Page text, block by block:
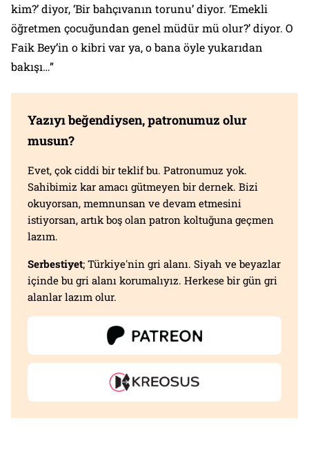
kim?’ diyor, ‘Bir bahçıvanın torunu’ diyor. ‘Emekli
öğretmen çocuğundan genel müdür mü olur?’ diyor. O
Faik Bey’in o kibri var ya, o bana öyle yukarıdan
bakışı…”
Yazıyı beğendiysen, patronumuz olur
musun?
Evet, çok ciddi bir teklif bu. Patronumuz yok.
Sahibimiz kar amacı gütmeyen bir dernek. Bizi
okuyorsan, memnunsan ve devam etmesini
istiyorsan, artık boş olan patron koltuğuna geçmen
lazım.
Serbestiyet; Türkiye'nin gri alanı. Siyah ve beyazlar
içinde bu gri alanı korumalıyız. Herkese bir gün gri
alanlar lazım olur.